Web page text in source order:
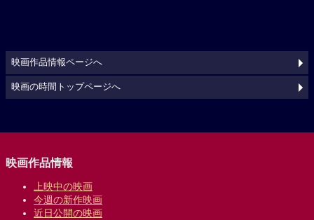
映画作品情報ページへ
映画の時間トップページへ
映画作品情報
上映中の映画
今週の新作映画
近日公開の映画